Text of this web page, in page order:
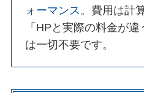
ォーマンス 。費用は計
「HPと実際の料金が
は一切不要です。